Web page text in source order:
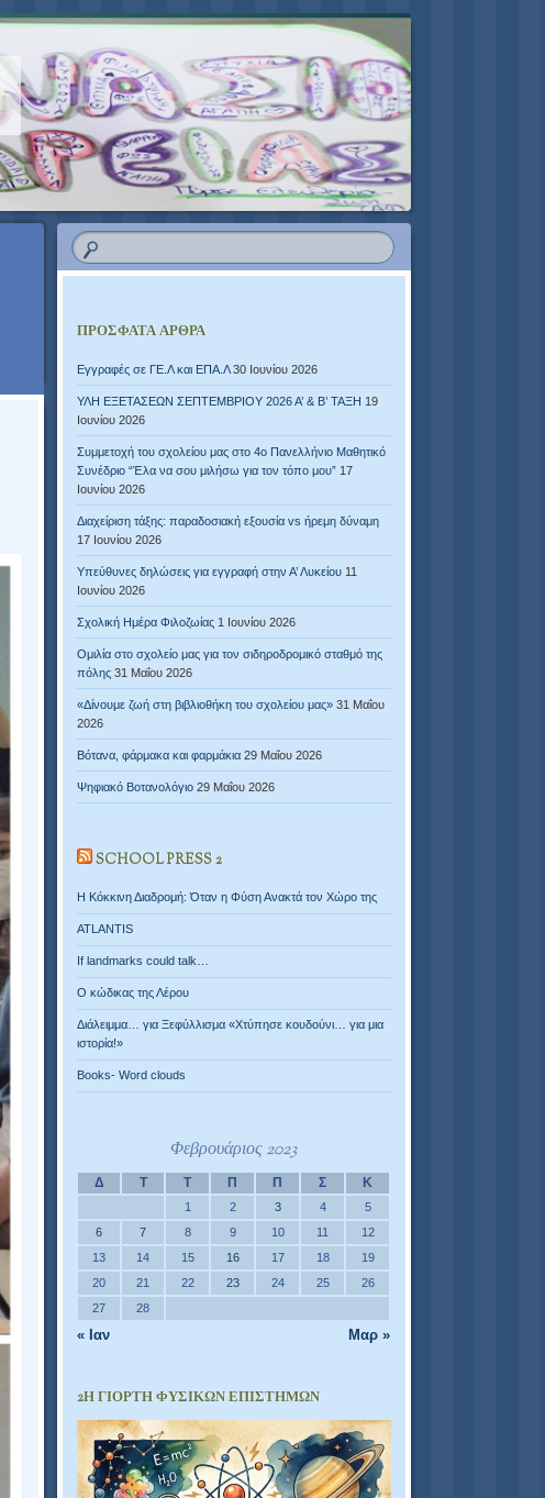
ΠΡΌΣΦΑΤΑ ΆΡΘΡΑ
Εγγραφές σε ΓΕ.Λ και ΕΠΑ.Λ 30 Ιουνίου 2026
ΥΛΗ ΕΞΕΤΑΣΕΩΝ ΣΕΠΤΕΜΒΡΙΟΥ 2026 Α’ & Β’ ΤΑΞΗ 19
Ιουνίου 2026
Συμμετοχή του σχολείου μας στο 4ο Πανελλήνιο Μαθητικό
Συνέδριο “Έλα να σου μιλήσω για τον τόπο μου” 17
Ιουνίου 2026
Διαχείριση τάξης: παραδοσιακή εξουσία vs ήρεμη δύναμη
17 Ιουνίου 2026
Υπεύθυνες δηλώσεις για εγγραφή στην Α’ Λυκείου 11
Ιουνίου 2026
Σχολική Ημέρα Φιλοζωίας 1 Ιουνίου 2026
Ομιλία στο σχολείο μας για τον σιδηροδρομικό σταθμό της
πόλης 31 Μαΐου 2026
«Δίνουμε ζωή στη βιβλιοθήκη του σχολείου μας» 31 Μαΐου
2026
Βότανα, φάρμακα και φαρμάκια 29 Μαΐου 2026
Ψηφιακό Βοτανολόγιο 29 Μαΐου 2026
SCHOOL PRESS 2
Η Κόκκινη Διαδρομή: Όταν η Φύση Ανακτά τον Χώρο της
ATLANTIS
If landmarks could talk…
Ο κώδικας της Λέρου
Διάλειμμα… για Ξεφύλλισμα «Χτύπησε κουδούνι… για μια
ιστορία!»
Books- Word clouds
Φεβρουάριος 2023
Δ Τ Τ Π Π Σ Κ
« Ιαν Μαρ »
1 2 3 4
5
6
7 8 9 10 11
12
13
14 15 16 17 18
19
20
21 22 23 24 25
26
27
28
2Η ΓΙΟΡΤΉ ΦΥΣΙΚΏΝ ΕΠΙΣΤΗΜΏΝ